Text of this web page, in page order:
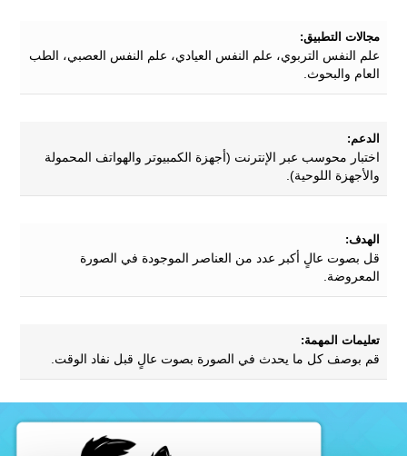
مجالات التطبيق:
علم النفس التربوي، علم النفس العيادي، علم النفس العصبي، الطب
العام والبحوث.
الدعم:
اختبار محوسب عبر الإنترنت (أجهزة الكمبيوتر والهواتف المحمولة
والأجهزة اللوحية).
الهدف:
قل بصوت عالٍ أكبر عدد من العناصر الموجودة في الصورة
المعروضة.
تعليمات المهمة:
قم بوصف كل ما يحدث في الصورة بصوت عالٍ قبل نفاد الوقت.